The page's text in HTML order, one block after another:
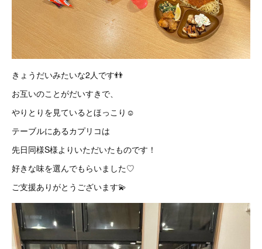
きょうだいみたいな2人です👬
お互いのことがだいすきで、
やりとりを見ているとほっこり☺️
テーブルにあるカプリコは
先日同様S様よりいただいたものです！
好きな味を選んでもらいました♡
ご支援ありがとうございます💫